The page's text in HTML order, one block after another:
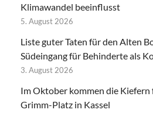
Klimawandel beeinflusst
5. August 2026
Liste guter Taten für den Alten
Südeingang für Behinderte als
3. August 2026
Im Oktober kommen die Kiefern
Grimm-Platz in Kassel